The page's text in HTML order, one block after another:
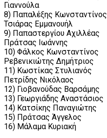
Γιαννούλα
8) Παπαλέξης
Τσιάρας Εμμανουήλ
9)
Πράτσας Ιωάννης
10) Φάλκος
Ρεβενικιώτης Δημήτριος
11) Κωστίκας
Πετρίδης Νικόλαος
12) Γιοβανούδας Βαρσάμης
13) Γεωργιάδης Αναστάσιος
14) Κατσίκης Παναγιώτης
15) Πράτσας Άγγελος
16) Μάλαμα Κυριακή